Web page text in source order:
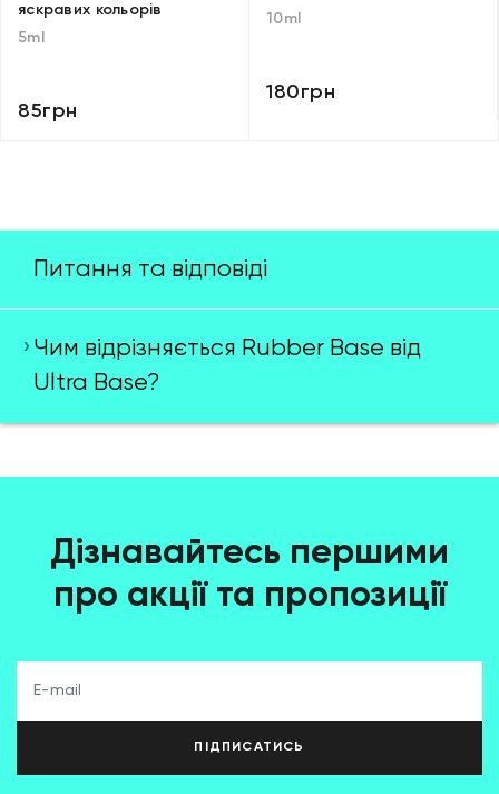
яскравих кольорів
5ml
85грн
10ml
180грн
Питання та відповіді
Чим відрізняється Rubber Base від
Ultra Base?
Дізнавайтесь першими
про акції та пропозиції
ПІДПИСАТИСЬ